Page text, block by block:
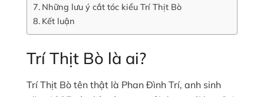
Những lưu ý cắt tóc kiểu Trí Thịt Bò
Kết luận
Trí Thịt Bò là ai?
Trí Thịt Bò tên thật là Phan Đình Trí, anh sinh